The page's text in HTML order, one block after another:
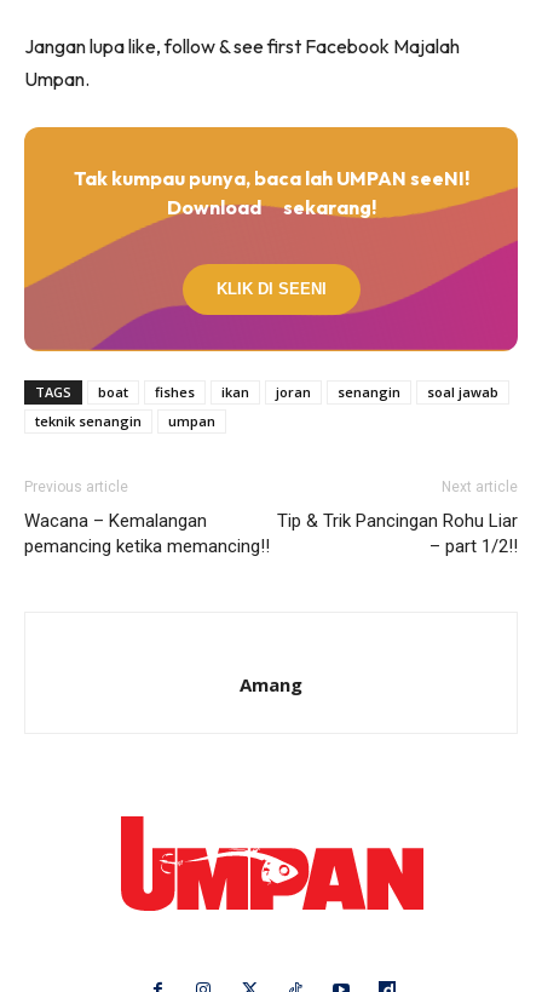
Jangan lupa like, follow & see first Facebook Majalah
Umpan.
Tak kumpau punya, baca lah UMPAN seeNI!
Download
sekarang!
KLIK DI SEENI
TAGS boat fishes ikan joran senangin
soal jawab
teknik senangin
umpan
Previous article
Wacana – Kemalangan
pemancing ketika memancing!!
Next article
Tip & Trik Pancingan Rohu Liar
– part 1/2!!
Amang